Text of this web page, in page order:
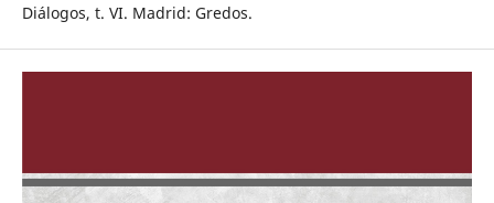
Diálogos, t. VI. Madrid: Gredos.